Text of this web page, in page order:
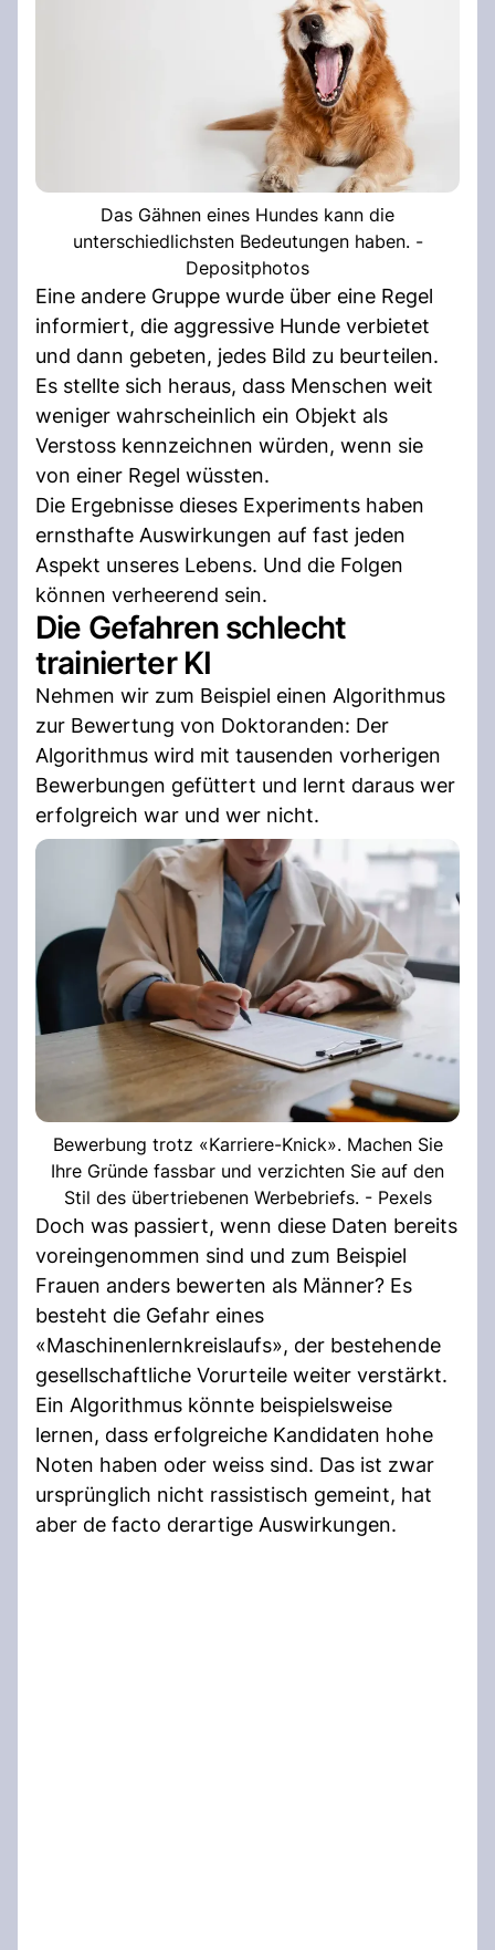
Das Gähnen eines Hundes kann die
unterschiedlichsten Bedeutungen haben. -
Depositphotos
Eine andere Gruppe wurde über eine Regel
informiert, die aggressive Hunde verbietet
und dann gebeten, jedes Bild zu beurteilen.
Es stellte sich heraus, dass Menschen weit
weniger wahrscheinlich ein Objekt als
Verstoss kennzeichnen würden, wenn sie
von einer Regel wüssten.
Die Ergebnisse dieses Experiments haben
ernsthafte Auswirkungen auf fast jeden
Aspekt unseres Lebens. Und die Folgen
können verheerend sein.
Die Gefahren schlecht
trainierter KI
Nehmen wir zum Beispiel einen Algorithmus
zur Bewertung von Doktoranden: Der
Algorithmus wird mit tausenden vorherigen
Bewerbungen gefüttert und lernt daraus wer
erfolgreich war und wer nicht.
Bewerbung trotz «Karriere-Knick». Machen Sie
Ihre Gründe fassbar und verzichten Sie auf den
Stil des übertriebenen Werbebriefs. - Pexels
Doch was passiert, wenn diese Daten bereits
voreingenommen sind und zum Beispiel
Frauen anders bewerten als Männer? Es
besteht die Gefahr eines
«Maschinenlernkreislaufs», der bestehende
gesellschaftliche Vorurteile weiter verstärkt.
Ein Algorithmus könnte beispielsweise
lernen, dass erfolgreiche Kandidaten hohe
Noten haben oder weiss sind. Das ist zwar
ursprünglich nicht rassistisch gemeint, hat
aber de facto derartige Auswirkungen.